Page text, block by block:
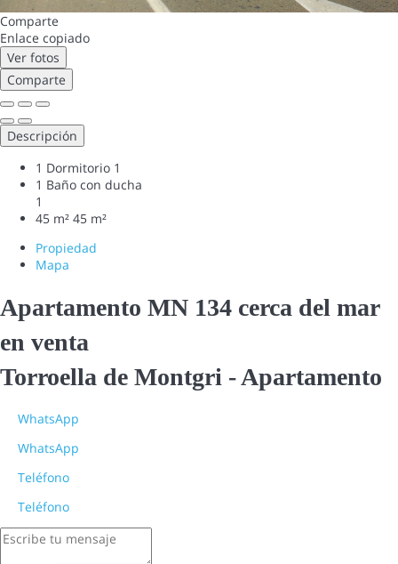
Comparte
Enlace copiado
Ver fotos
Comparte
Descripción
1 Dormitorio 1
1 Baño con ducha
1
45 m² 45 m²
Propiedad
Mapa
Apartamento MN 134 cerca del mar
en venta
Torroella de Montgri -Apartamento
WhatsApp
WhatsApp
Teléfono
Teléfono